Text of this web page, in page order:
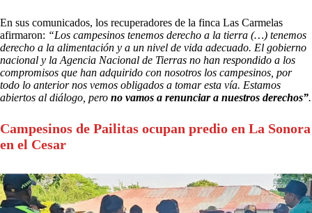
En sus comunicados, los recuperadores de la finca Las Carmelas
afirmaron: “Los campesinos tenemos derecho a la tierra (…) tenemos
derecho a la alimentación y a un nivel de vida adecuado. El gobierno
nacional y la Agencia Nacional de Tierras no han respondido a los
compromisos que han adquirido con nosotros los campesinos, por
todo lo anterior nos vemos obligados a tomar esta vía. Estamos
abiertos al diálogo, pero no vamos a renunciar a nuestros derechos”.
Campesinos de Pailitas ocupan predio en La Sonora
en el Cesar